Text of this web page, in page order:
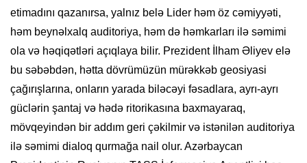
etimadını qazanırsa, yalnız belə Lider həm öz cəmiyyəti,
həm beynəlxalq auditoriya, həm də həmkarları ilə səmimi
ola və həqiqətləri açıqlaya bilir. Prezident İlham Əliyev elə
bu səbəbdən, hətta dövrümüzün mürəkkəb geosiyasi
çağırışlarına, onların yarada biləcəyi fəsadlara, ayrı-ayrı
güclərin şantaj və hədə ritorikasına baxmayaraq,
mövqeyindən bir addım geri çəkilmir və istənilən auditoriya
ilə səmimi dialoq qurmağa nail olur. Azərbaycan